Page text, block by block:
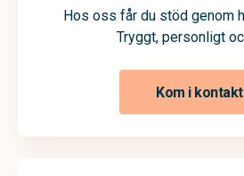
Hos oss får du stöd genom
Tryggt, personligt
Kom i kontakt